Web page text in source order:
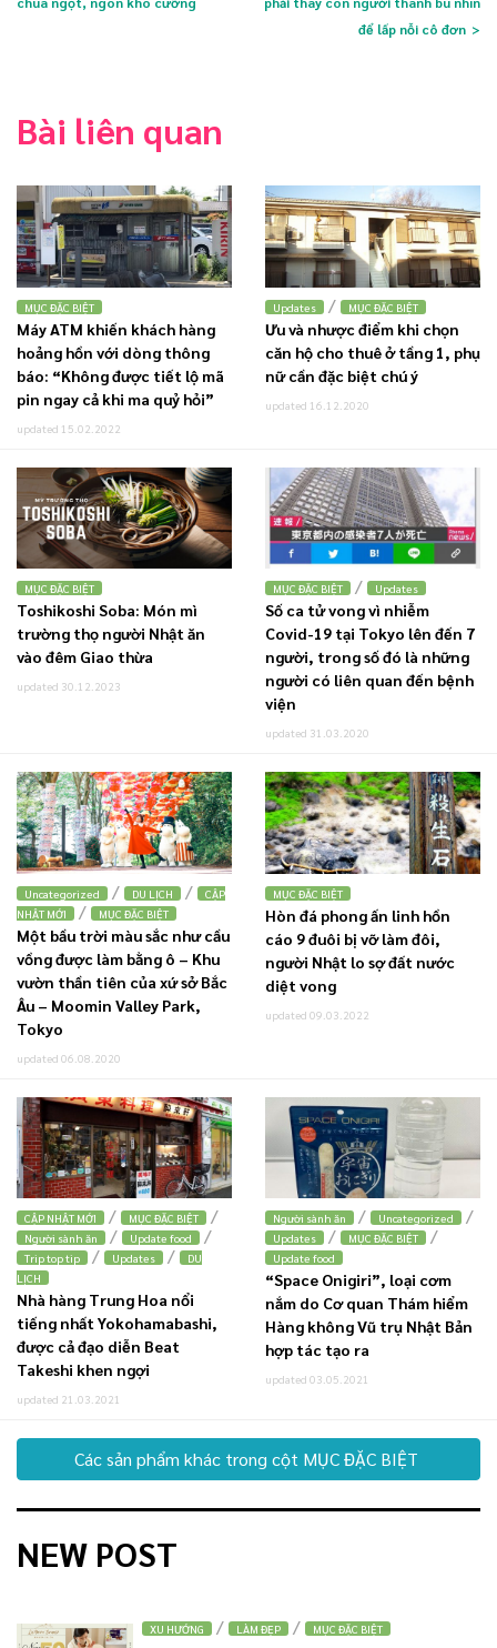
để lấp nỗi cô đơn
Bài liên quan
MỤC ĐẶC BIỆT
Máy ATM khiến khách hàng
hoảng hồn với dòng thông
báo: “Không được tiết lộ mã
pin ngay cả khi ma quỷ hỏi”
updated 15.02.2022
Updates / MỤC ĐẶC BIỆT
Ưu và nhược điểm khi chọn
căn hộ cho thuê ở tầng 1, phụ
nữ cần đặc biệt chú ý
updated 16.12.2020
MỤC ĐẶC BIỆT
Toshikoshi Soba: Món mì
trường thọ người Nhật ăn
vào đêm Giao thừa
updated 30.12.2023
MỤC ĐẶC BIỆT / Updates
Số ca tử vong vì nhiễm
Covid-19 tại Tokyo lên đến 7
người, trong số đó là những
người có liên quan đến bệnh
viện
updated 31.03.2020
Uncategorized / DU LỊCH /
CẬP
NHẬT MỚI
/ MỤC ĐẶC BIỆT
Một bầu trời màu sắc như cầu
vồng được làm bằng ô – Khu
vườn thần tiên của xứ sở Bắc
Âu – Moomin Valley Park,
Tokyo
updated 06.08.2020
MỤC ĐẶC BIỆT
Hòn đá phong ấn linh hồn
cáo 9 đuôi bị vỡ làm đôi,
người Nhật lo sợ đất nước
diệt vong
updated 09.03.2022
CẬP NHẬT MỚI / MỤC ĐẶC BIỆT /
Người sành ăn / Update food /
Trip top tip / Updates /
DU
LỊCH
Nhà hàng Trung Hoa nổi
tiếng nhất Yokohamabashi,
được cả đạo diễn Beat
Takeshi khen ngợi
updated 21.03.2021
Người sành ăn / Uncategorized /
Updates / MỤC ĐẶC BIỆT /
Update food
“Space Onigiri”, loại cơm
nắm do Cơ quan Thám hiểm
Hàng không Vũ trụ Nhật Bản
hợp tác tạo ra
updated 03.05.2021
Các sản phẩm khác trong cột MỤC ĐẶC BIỆT
NEW POST
XU HƯỚNG / LÀM ĐẸP / MỤC ĐẶC BIỆT